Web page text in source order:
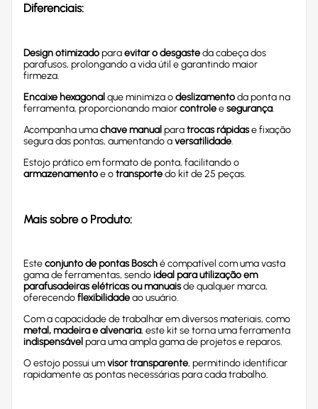
Diferenciais:
Design otimizadoparaevitar o desgasteda cabeça dos
parafusos, prolongando a vida útil e garantindo maior
firmeza.
Encaixe hexagonal que minimiza odeslizamentoda ponta na
ferramenta, proporcionando maiorcontroleesegurança.
Acompanha umachave manual paratrocas rápidase fixação
segura das pontas, aumentando aversatilidade.
Estojo prático em formato de ponta, facilitando o
armazenamentoe otransportedo kit de 25 peças.
Mais sobre o Produto:
Esteconjunto de pontas Bosché compatível com uma vasta
gama de ferramentas, sendoideal para utilização em
parafusadeiras elétricas ou manuaisde qualquer marca,
oferecendoflexibilidadeao usuário.
Com a capacidade de trabalhar em diversos materiais, como
metal, madeira e alvenaria, este kit se torna uma ferramenta
indispensável para uma ampla gama de projetos e reparos.
O estojo possui umvisor transparente, permitindo identificar
rapidamente as pontas necessárias para cada trabalho.